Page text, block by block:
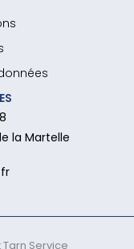
la Martelle
Tarn Service